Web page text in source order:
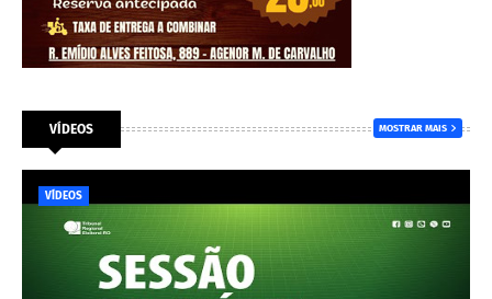
VÍDEOS MOSTRAR MAIS
VÍDEOS